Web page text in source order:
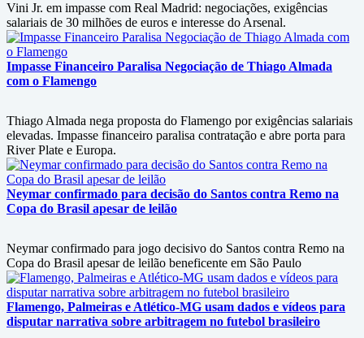
Vini Jr. em impasse com Real Madrid: negociações, exigências
salariais de 30 milhões de euros e interesse do Arsenal.
Impasse Financeiro Paralisa Negociação de Thiago Almada
com o Flamengo
Thiago Almada nega proposta do Flamengo por exigências salariais
elevadas. Impasse financeiro paralisa contratação e abre porta para
River Plate e Europa.
Neymar confirmado para decisão do Santos contra Remo na
Copa do Brasil apesar de leilão
Neymar confirmado para jogo decisivo do Santos contra Remo na
Copa do Brasil apesar de leilão beneficente em São Paulo
Flamengo, Palmeiras e Atlético-MG usam dados e vídeos para
disputar narrativa sobre arbitragem no futebol brasileiro